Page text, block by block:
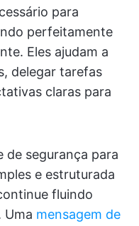
para
perfeitamente
Eles ajudam a
delegar tarefas
claras para
de segurança para
e estruturada
fluindo
Uma mensagem de